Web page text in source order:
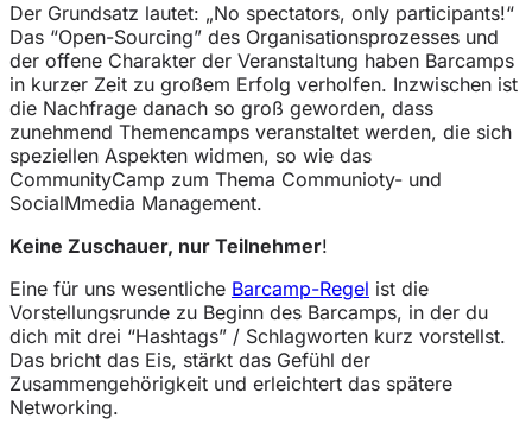
Der Grundsatz lautet: „No spectators, only participants!“
Das “Open-Sourcing” des Organisationsprozesses und
der offene Charakter der Veranstaltung haben Barcamps
in kurzer Zeit zu großem Erfolg verholfen. Inzwischen ist
die Nachfrage danach so groß geworden, dass
zunehmend Themencamps veranstaltet werden, die sich
speziellen Aspekten widmen, so wie das
CommunityCamp zum Thema Communioty- und
SocialMmedia Management.
Keine Zuschauer, nur Teilnehmer!
Eine für uns wesentliche Barcamp-Regel ist die
Vorstellungsrunde zu Beginn des Barcamps, in der du
dich mit drei “Hashtags” / Schlagworten kurz vorstellst.
Das bricht das Eis, stärkt das Gefühl der
Zusammengehörigkeit und erleichtert das spätere
Networking.